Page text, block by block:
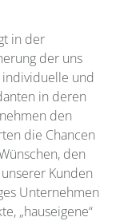
in der
der uns
und
in deren
den
die Chancen
den
Kunden
Unternehmen
„hauseigene“